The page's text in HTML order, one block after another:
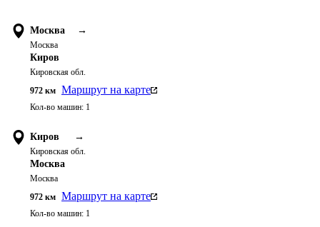
Москва →
Москва
Киров
Кировская обл.
972 км Маршрут на карте
Кол-во машин: 1
Киров →
Кировская обл.
Москва
Москва
972 км Маршрут на карте
Кол-во машин: 1